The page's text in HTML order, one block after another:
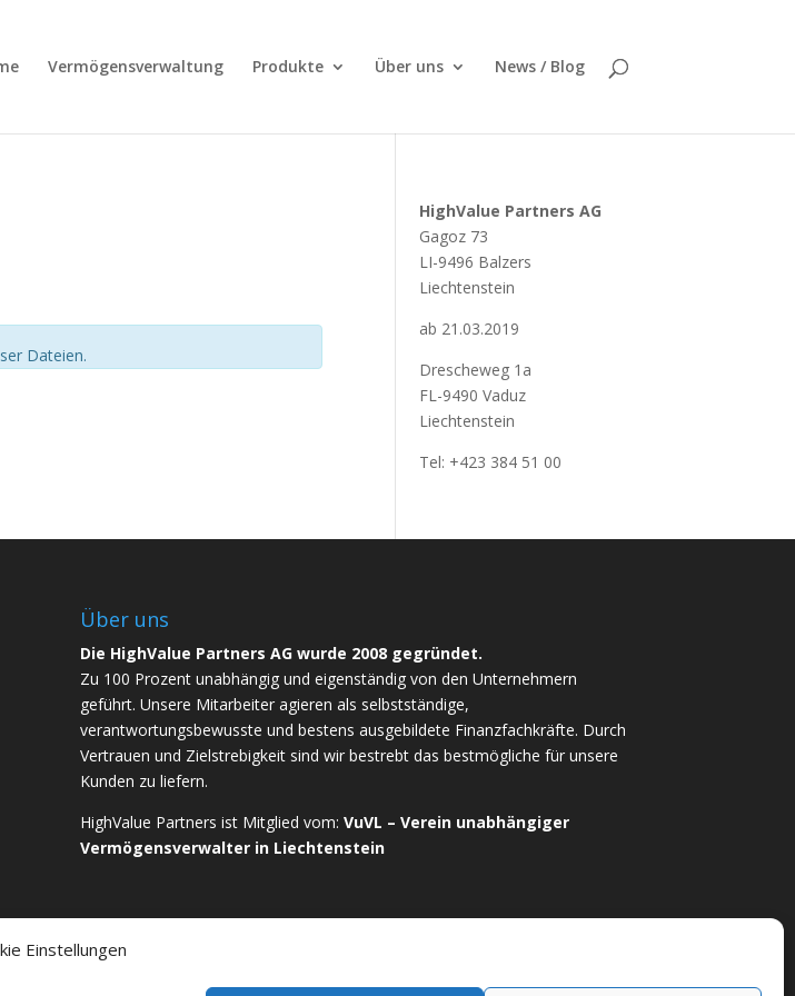
Einstellungen
Vermögensverwaltung Produkte Über uns News / Blog
Dateien.
HighValue Partners AG
Gagoz 73
LI-9496 Balzers
Liechtenstein
ab 21.03.2019
Drescheweg 1a
FL-9490 Vaduz
Liechtenstein
Tel: +423 384 51 00
Über uns
Die HighValue Partners AG wurde 2008 gegründet.
Zu 100 Prozent unabhängig und eigenständig von den Unternehmern
geführt. Unsere Mitarbeiter agieren als selbstständige,
verantwortungsbewusste und bestens ausgebildete Finanzfachkräfte. Durch
Vertrauen und Zielstrebigkeit sind wir bestrebt das bestmögliche für unsere
Kunden zu liefern.
HighValue Partners ist Mitglied vom: VuVL – Verein unabhängiger
Vermögensverwalter in Liechtenstein